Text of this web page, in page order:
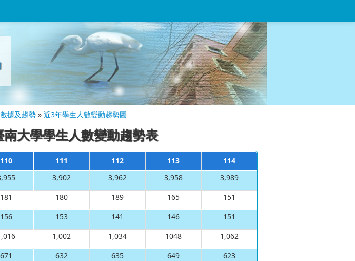
據及趨勢 » 近3年學生人數變動趨勢圖
南大學學生人數變動趨勢表
110 111 112 113
114
3,902 3,962 3,958 3,989
181 180 189 165 151
156 153 141 146 151
1,002 1,034 1048 1,062
671 632 635 649
623